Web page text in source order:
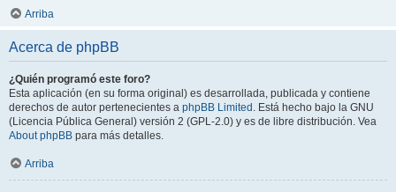
Arriba
Acerca de phpBB
¿Quién programó este foro?
Esta aplicación (en su forma original) es desarrollada, publicada y contiene
derechos de autor pertenecientes a phpBB Limited . Está hecho bajo la GNU
(Licencia Pública General) versión 2 (GPL-2.0) y es de libre distribución. Vea
About phpBB para más detalles.
Arriba